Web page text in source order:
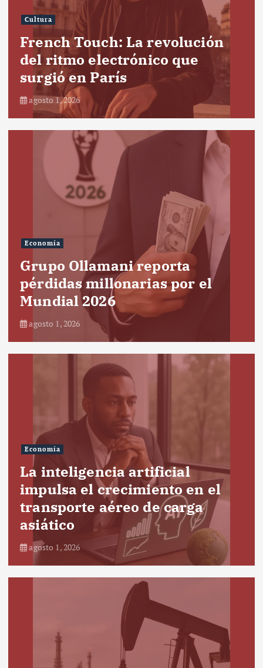
Cultura
French Touch: La revolución
del ritmo electrónico que
surgió en París
agosto 1, 2026
Economía
Grupo Ollamani reporta
pérdidas millonarias por el
Mundial 2026
agosto 1, 2026
Economía
La inteligencia artificial
impulsa el crecimiento en el
transporte aéreo de carga
asiático
agosto 1, 2026